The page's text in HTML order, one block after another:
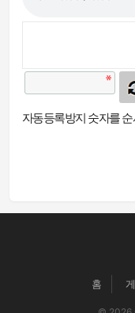
자동등록방지 숫자를
홈